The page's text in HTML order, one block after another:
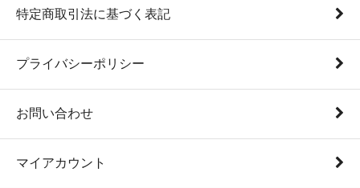
特定商取引法に基づく表記
プライバシーポリシー
お問い合わせ
マイアカウント